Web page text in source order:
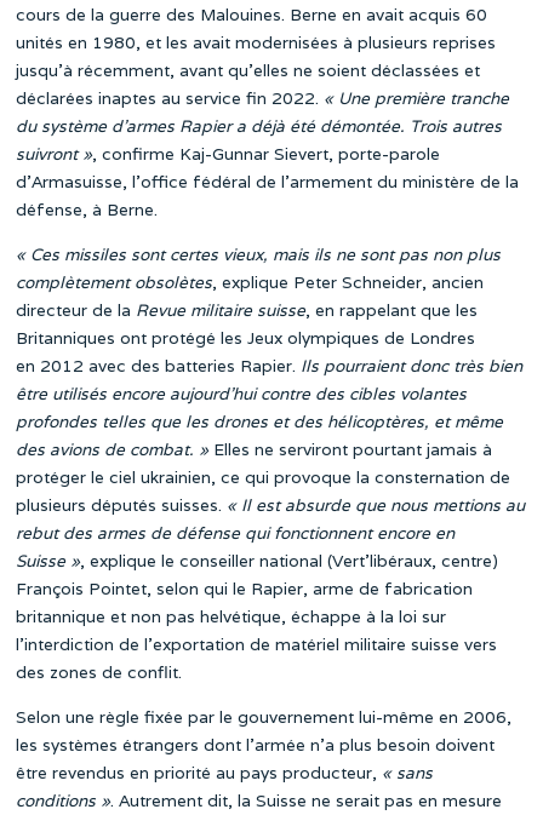
cours de la guerre des Malouines. Berne en avait acquis 60
unités en 1980, et les avait modernisées à plusieurs reprises
jusqu’à récemment, avant qu’elles ne soient déclassées et
déclarées inaptes au service fin 2022. « Une première tranche
du système d’armes Rapier a déjà été démontée. Trois autres
suivront », confirme Kaj-Gunnar Sievert, porte-parole
d’Armasuisse, l’office fédéral de l’armement du ministère de la
défense, à Berne.
« Ces missiles sont certes vieux, mais ils ne sont pas non plus
complètement obsolètes, explique Peter Schneider, ancien
directeur de la Revue militaire suisse, en rappelant que les
Britanniques ont protégé les Jeux olympiques de Londres
en 2012 avec des batteries Rapier. Ils pourraient donc très bien
être utilisés encore aujourd’hui contre des cibles volantes
profondes telles que les drones et des hélicoptères, et même
des avions de combat. »Elles ne serviront pourtant jamais à
protéger le ciel ukrainien, ce qui provoque la consternation de
plusieurs députés suisses. « Il est absurde que nous mettions au
rebut des armes de défense qui fonctionnent encore en
Suisse », explique le conseiller national (Vert’libéraux, centre)
François Pointet, selon qui le Rapier, arme de fabrication
britannique et non pas helvétique, échappe à la loi sur
l’interdiction de l’exportation de matériel militaire suisse vers
des zones de conflit.
Selon une règle fixée par le gouvernement lui-même en 2006,
les systèmes étrangers dont l’armée n’a plus besoin doivent
être revendus en priorité au pays producteur, « sans
conditions ». Autrement dit, la Suisse ne serait pas en mesure